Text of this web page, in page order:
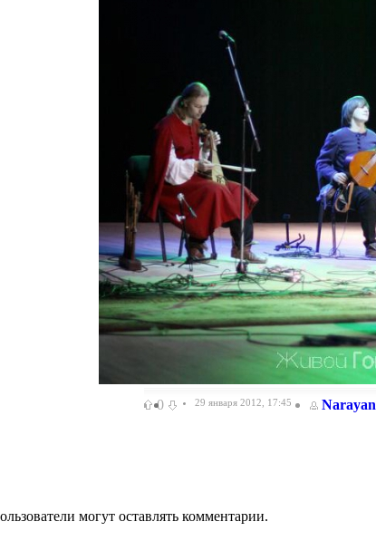
0 29 января 2012, 17:45 Narayan
могут оставлять комментарии.